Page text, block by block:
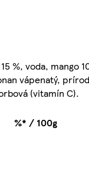
%, voda, mango
vápenatý,
(vitamín C).
%* / 100g